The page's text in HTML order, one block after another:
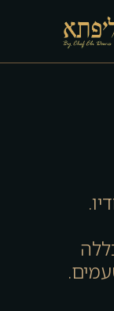
.אוויר ואווירה, צבעים, טעמים